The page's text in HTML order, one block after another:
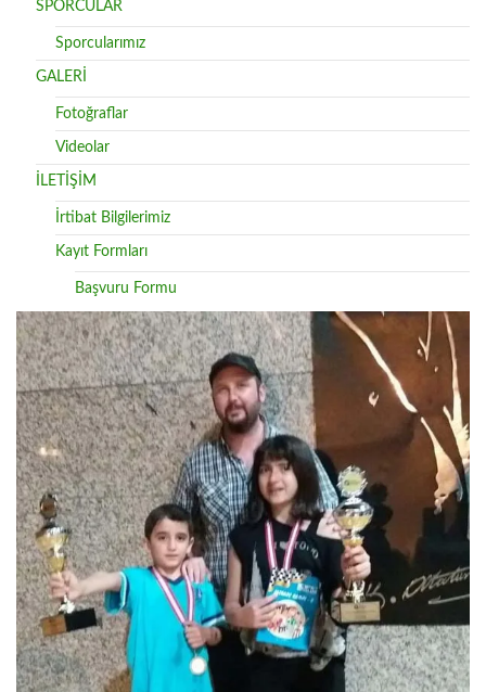
SPORCULAR
Sporcularımız
GALERİ
Fotoğraflar
Videolar
İLETİŞİM
İrtibat Bilgilerimiz
Kayıt Formları
Başvuru Formu